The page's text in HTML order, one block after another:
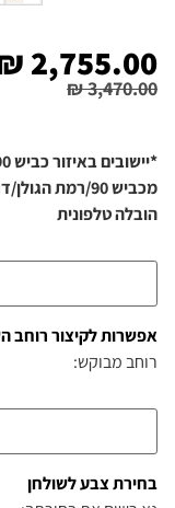
₪3,470.00
2,755.00
מכביש 90/רמת
הובלה טלפונית
אפשרות לקיצור רוחב
רוחב מבוקש:
בחירת צבע לשולחן